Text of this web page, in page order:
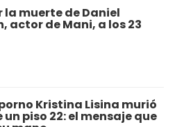
la muerte de Daniel
actor de Mani, a los 23
Kristina Lisina murió
un piso 22: el mensaje que